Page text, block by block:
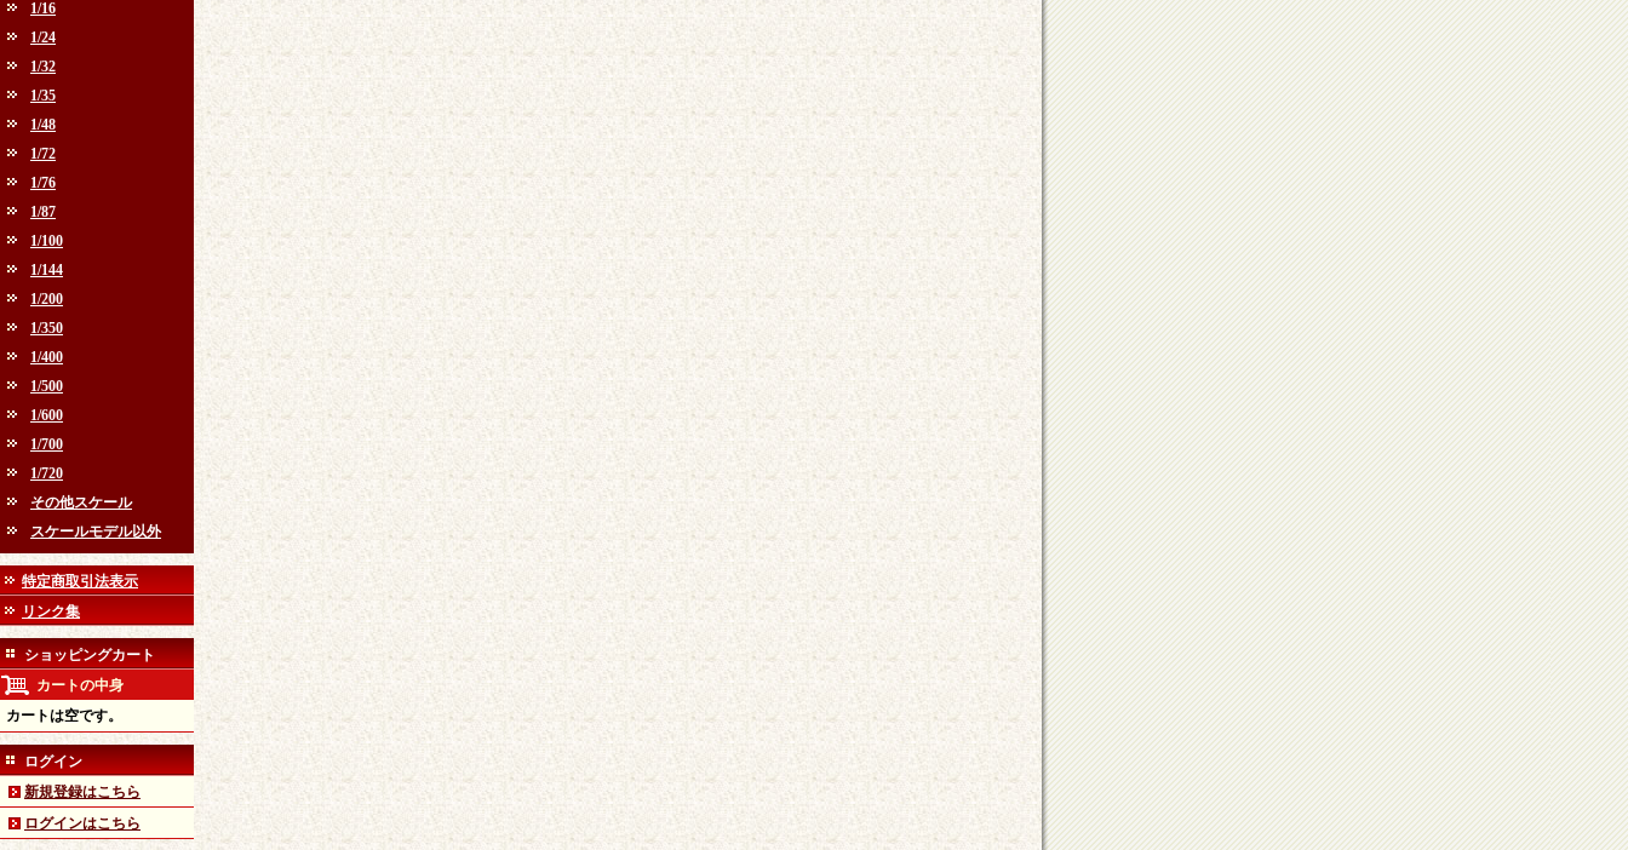
1/16
1/24
1/32
1/35
1/48
1/72
1/76
1/87
1/100
1/144
1/200
1/350
1/400
1/500
1/600
1/700
1/720
その他スケール
スケールモデル以外
特定商取引法表示
リンク集
ショッピングカート
カートの中身
カートは空です。
ログイン
新規登録はこちら
ログインはこちら